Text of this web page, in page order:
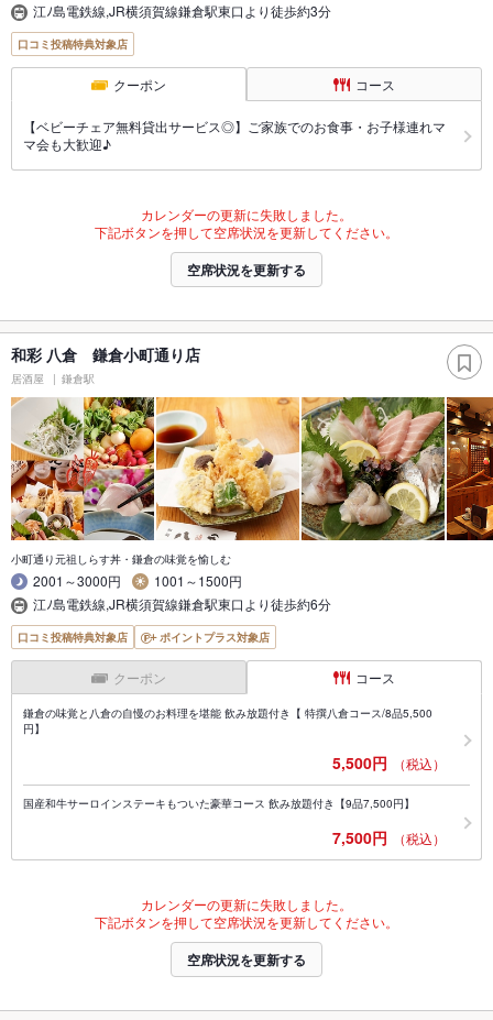
江ﾉ島電鉄線,JR横須賀線鎌倉駅東口より徒歩約3分
口コミ投稿特典対象店
クーポン コース
【ベビーチェア無料貸出サービス◎】ご家族でのお食事・お子様連れマ
マ会も大歓迎♪
カレンダーの更新に失敗しました。
下記ボタンを押して空席状況を更新してください。
空席状況を更新する
和彩 八倉 鎌倉小町通り店
居酒屋 鎌倉駅
小町通り元祖しらす丼・鎌倉の味覚を愉しむ
2001～3000円
1001～1500円
江ﾉ島電鉄線,JR横須賀線鎌倉駅東口より徒歩約6分
口コミ投稿特典対象店 ポイントプラス対象店
クーポン コース
鎌倉の味覚と八倉の自慢のお料理を堪能 飲み放題付き【 特撰八倉コース/8品5,500
円】
5,500円 （税込）
国産和牛サーロインステーキもついた豪華コース 飲み放題付き【9品7,500円】
7,500円 （税込）
カレンダーの更新に失敗しました。
下記ボタンを押して空席状況を更新してください。
空席状況を更新する